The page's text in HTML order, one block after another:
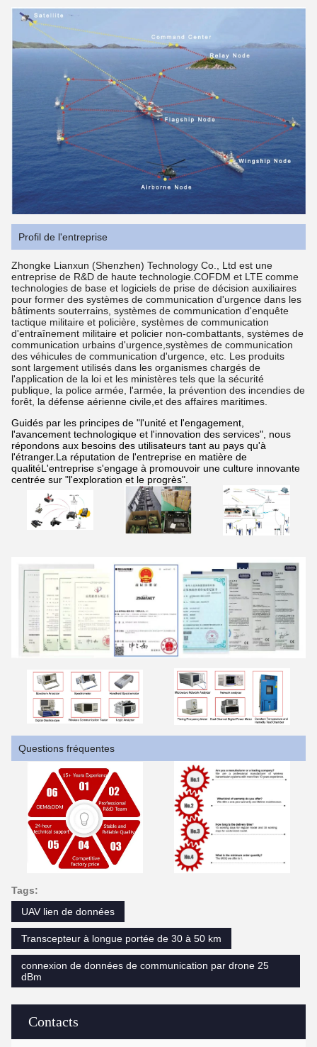
Contacts
Profil de l'entreprise
Zhongke Lianxun (Shenzhen) Technology Co., Ltd est une
entreprise de R&D de haute technologie.COFDM et LTE comme
technologies de base et logiciels de prise de décision auxiliaires
pour former des systèmes de communication d'urgence dans les
bâtiments souterrains, systèmes de communication d'enquête
tactique militaire et policière, systèmes de communication
d'entraînement militaire et policier non-combattants, systèmes de
communication urbains d'urgence,systèmes de communication
des véhicules de communication d'urgence, etc. Les produits
sont largement utilisés dans les organismes chargés de
l'application de la loi et les ministères tels que la sécurité
publique, la police armée, l'armée, la prévention des incendies de
forêt, la défense aérienne civile,et des affaires maritimes.
Guidés par les principes de "l'unité et l'engagement,
l'avancement technologique et l'innovation des services", nous
répondons aux besoins des utilisateurs tant au pays qu'à
l'étranger.La réputation de l'entreprise en matière de
qualitéL'entreprise s'engage à promouvoir une culture innovante
centrée sur "l'exploration et le progrès".
Questions fréquentes
Tags:
UAV lien de données
Transcepteur à longue portée de 30 à 50 km
connexion de données de communication par drone 25
dBm